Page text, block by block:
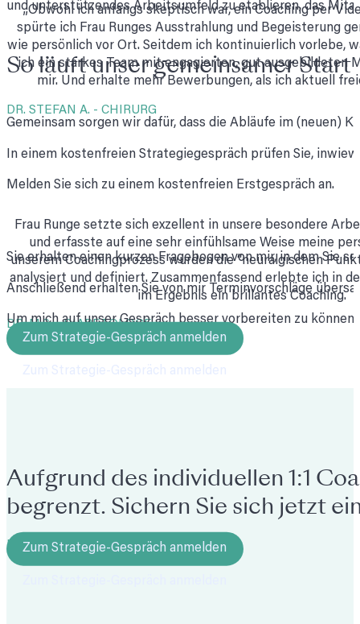
„Obwohl ich anfangs skeptisch war, ein Coaching per
spürte ich Frau Runges Ausstrahlung und Begeisterung
wie persönlich vor Ort. Seitdem ich kontinuierlich vorlebe,
ich ein starkes Team mit engagierten, gut ausgebildeten
mir. Und erhalte mehr Bewerbungen, als ich aktuell
DR. STEFAN A. - CHIRURG
Frau Runge setzte sich exzellent in unsere besondere
und erfasste auf eine sehr einfühlsame Weise meine
unserem Coachingprozess wurden die “neuralgischen
analysiert und definiert. Zusammenfassend erlebte ich in
im Ergebnis ein brillantes Coaching.
DR. M.S. - DIABETOLOGE
und unterstützendes Arbeitsumfeld zu etablieren, das
So läuft unser gemeinsamer Start
Gemeinsam sorgen wir dafür, dass die Abläufe im (neuen)
In einem kostenfreien Strategiegespräch prüfen Sie,
Melden Sie sich zu einem kostenfreien Erstgespräch an.
Sie erhalten einen kurzen Fragebogen von mir, in dem Sie
Anschließend erhalten Sie von mir Terminvorschläge
Um mich auf unser Gespräch besser vorbereiten zu
Zum Strategie-Gespräch anmelden
Aufgrund des individuellen 1:1
begrenzt. Sichern Sie sich jetzt
HANDELN SIE JETZT!